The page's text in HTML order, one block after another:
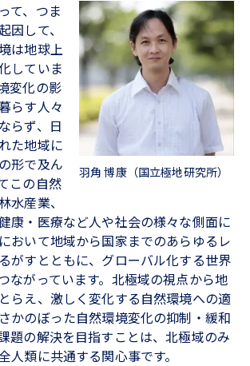
羽角 博康（国立極地研究所）
て、つま
因して、
は地球上
していま
変化の影
らす人々
らず、日
た地域に
形で及ん
この自然
水産業、
康・医療など人や社会の様々な側面に
おいて地域から国家までのあらゆるレ
がすとともに、グローバル化する世界
ながっています。北極域の視点から地
らえ、激しく変化する自然環境への適
かのぼった自然環境変化の抑制・緩和
題の解決を目指すことは、北極域のみ
人類に共通する関心事です。